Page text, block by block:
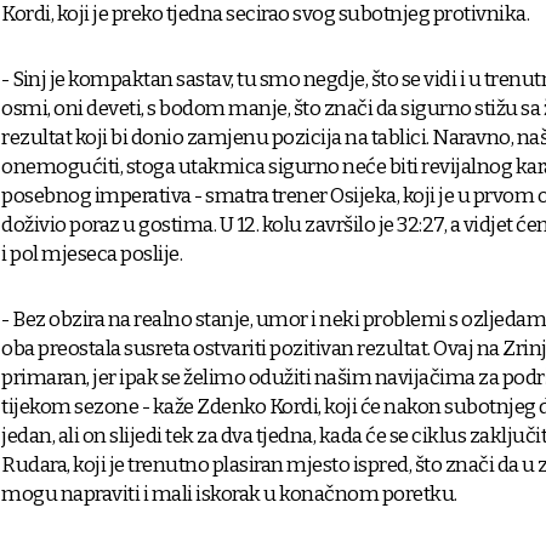
Kordi, koji je preko tjedna secirao svog subotnjeg protivnika.
- Sinj je kompaktan sastav, tu smo negdje, što se vidi i u
osmi, oni deveti, s bodom manje, što znači da sigurno stižu
rezultat koji bi donio zamjenu pozicija na tablici. Naravno,
onemogućiti, stoga utakmica sigurno neće biti revijalnog
posebnog imperativa - smatra trener Osijeka, koji je u prvom
doživio poraz u gostima. U 12. kolu završilo je 32:27, a vidjet
i pol mjeseca poslije.
- Bez obzira na realno stanje, umor i neki problemi s
oba preostala susreta ostvariti pozitivan rezultat. Ovaj na
primaran, jer ipak se želimo odužiti našim navijačima za
tijekom sezone - kaže Zdenko Kordi, koji će nakon subotnjeg
jedan, ali on slijedi tek za dva tjedna, kada će se ciklus
Rudara, koji je trenutno plasiran mjesto ispred, što znači da u
mogu napraviti i mali iskorak u konačnom poretku.